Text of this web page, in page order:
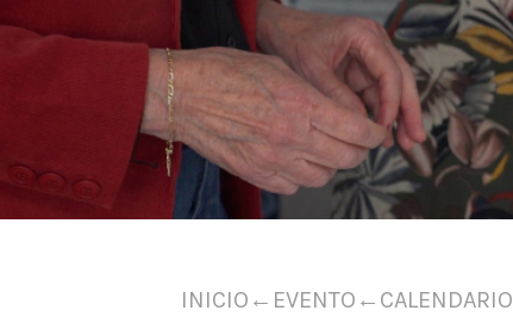
INICIO ← EVENTO ← CALENDARIO